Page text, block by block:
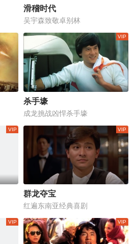
滑稽时代
吴宇森致敬卓别林
杀手壕
成龙挑战凶悍杀手壕
群龙夺宝
红遍东南亚经典喜剧